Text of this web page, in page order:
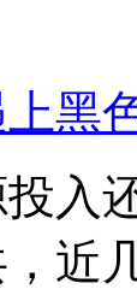
黑
入
近